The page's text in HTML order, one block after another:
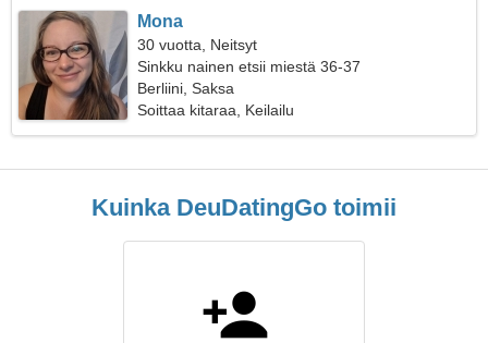
Mona
30 vuotta, Neitsyt
Sinkku nainen etsii miestä 36-37
Berliini, Saksa
Soittaa kitaraa, Keilailu
Kuinka DeuDatingGo toimii